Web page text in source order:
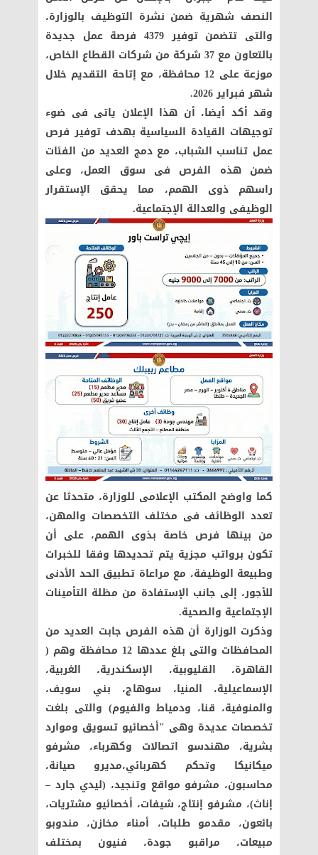
النصف شهرية ضمن نشرة التوظيف بالوزارة،
والتى تتضمن توفير 4379 فرصة عمل جديدة
بالتعاون مع 37 شركة من شركات القطاع الخاص،
موزعة على 12 محافظة، مع إتاحة التقديم خلال
شهر فبراير 2026.
وقد أكد أيضا، أن هذا الإعلان ياتى فى ضوء
توجيهات القيادة السياسية بهدف توفير فرص
عمل تناسب الشباب، مع دمج العديد من الفئات
ضمن هذه الفرص فى سوق العمل، وعلى
راسهم ذوى الهمم، مما يحقق الإستقرار
الوظيفى والعدالة الإجتماعية.
كما واوضح المكتب الإعلامى للوزارة، متحدثا عن
تعدد الوظائف فى مختلف التخصصات والمهن،
من بينها فرص خاصة بذوى الهمم، على أن
تكون برواتب مجزية يتم تحديدها وفقا للخبرات
وطبيعة الوظيفة، مع مراعاة تطبيق الحد الأدنى
للأجور، إلى جانب الإستفادة من مظلة التأمينات
الإجتماعية والصحية.
وذكرت الوزارة أن هذه الفرص جابت العديد من
المحافظات والتى بلغ عددها 12 محافظة وهم (
القاهرة، القليوبية، الإسكندرية، الغربية،
الإسماعيلية، المنيا، سوهاج، بني سويف،
والمنوفية، قنا، ودمياط والفيوم) والتى بلغت
تخصصات عديدة وهى "أخصائيو تسويق وموارد
بشرية، مهندسو اتصالات وكهرباء، مشرفو
ميكانيكا وتحكم كهربائي،مديرو صيانة،
محاسبون، مشرفو مواقع وتنجيد، (ليدي جارد –
إناث)، مشرفو إنتاج، شيفات، أخصائيو مشتريات،
بائعون، مقدمو طلبات، أمناء مخازن، مندوبو
مبيعات، مراقبو جودة، فنيون بمختلف